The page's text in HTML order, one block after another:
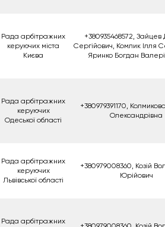
Рада арбітражних
керуючих міста
Києва
+380935468572, Зайцев
Сергійович, Комлик Ілля
Яринко Богдан
Рада арбітражних
керуючих
Одеської області
+380979391170,
Олександрівна
Рада арбітражних
керуючих
Львівської області
+380979008360, Козій
Юрійович
Рада арбітражних